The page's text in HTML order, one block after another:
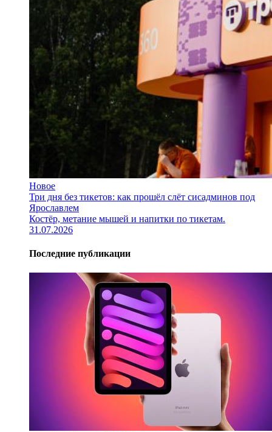
Новое
Три дня без тикетов: как прошёл слёт сисадминов под
Ярославлем
Костёр, метание мышей и напитки по тикетам.
31.07.2026
Последние публикации